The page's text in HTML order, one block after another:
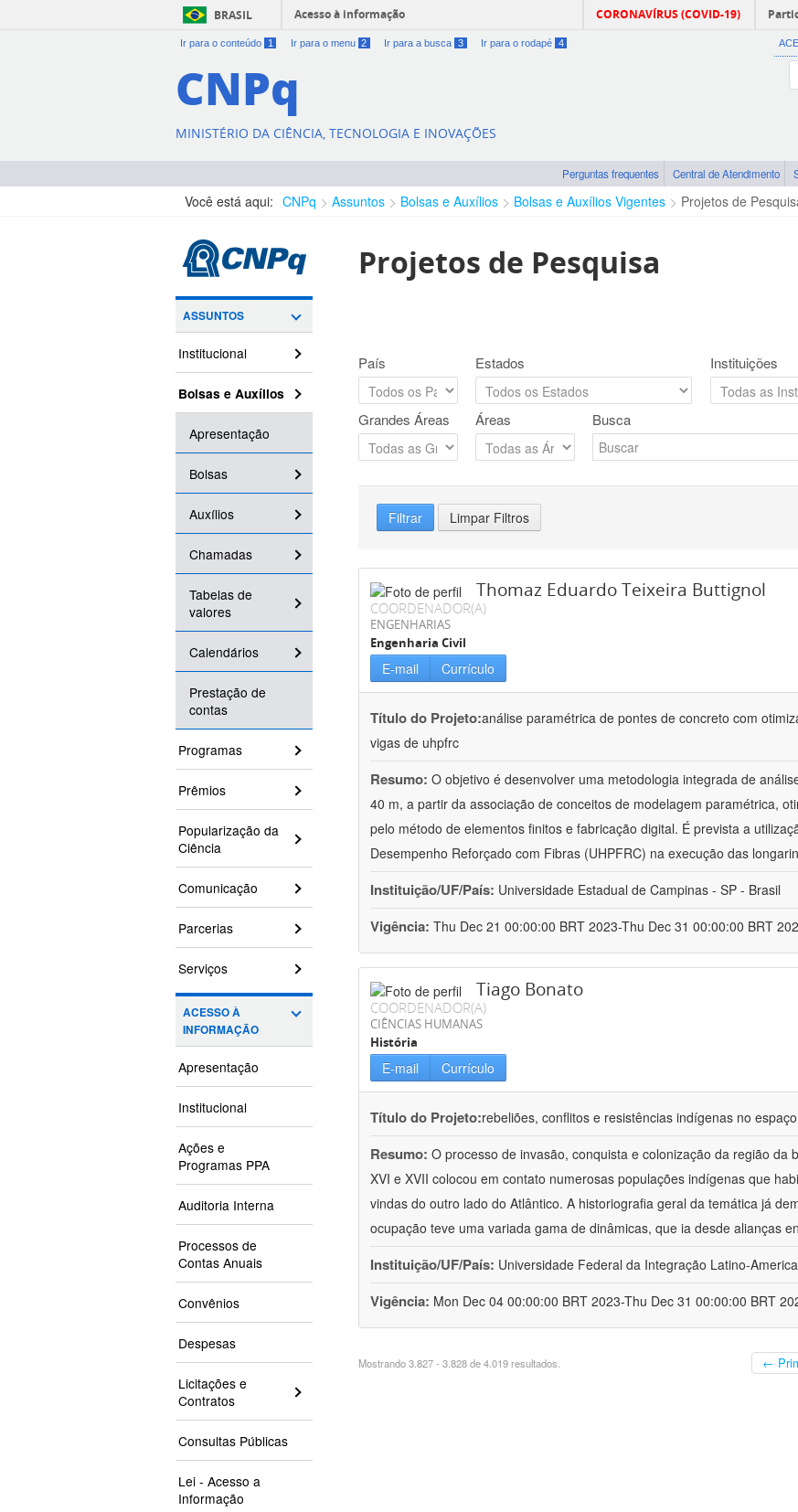
BRASIL Acesso à informação CORONAVÍRUS (COVID-19)
Ir para o conteúdo 1 Ir para o menu 2 Ir para a busca 3 Ir para o rodapé 4
CNPq
MINISTÉRIO DA CIÊNCIA, TECNOLOGIA E INOVAÇÕES
Perguntas frequentes Central de Atendimento
Você está aqui: CNPq Assuntos Bolsas e Auxílios Bolsas e Auxílios Vigentes Projetos de
ASSUNTOS
Institucional
Bolsas e Auxílios
Apresentação
Bolsas
Auxílios
Chamadas
Tabelas de
valores
Calendários
Prestação de
contas
Programas
Prêmios
Popularização da
Ciência
Comunicação
Parcerias
Serviços
ACESSO À
INFORMAÇÃO
Apresentação
Institucional
Ações e
Programas PPA
Auditoria Interna
Processos de
Contas Anuais
Convênios
Despesas
Licitações e
Contratos
Consultas Públicas
Lei - Acesso a
Informação
Projetos de Pesquisa
País Estados Instituições
Grandes Áreas Áreas Busca
Filtrar Limpar Filtros
Thomaz Eduardo Teixeira Buttignol
COORDENADOR(A)
ENGENHARIAS
Engenharia Civil
E-mail Currículo
Título do Projeto:análise paramétrica de pontes de concreto com
vigas de uhpfrc
Resumo: O objetivo é desenvolver uma metodologia integrada de
40 m, a partir da associação de conceitos de modelagem paramétrica,
pelo método de elementos finitos e fabricação digital. É prevista a
Desempenho Reforçado com Fibras (UHPFRC) na execução das
Instituição/UF/País: Universidade Estadual de Campinas - SP - Brasil
Vigência: Thu Dec 21 00:00:00 BRT 2023-Thu Dec 31 00:00:00 BRT
Tiago Bonato
COORDENADOR(A)
CIÊNCIAS HUMANAS
História
E-mail Currículo
Título do Projeto:rebeliões, conflitos e resistências indígenas no
Resumo: O processo de invasão, conquista e colonização da região da
XVI e XVII colocou em contato numerosas populações indígenas que
vindas do outro lado do Atlântico. A historiografia geral da temática já
ocupação teve uma variada gama de dinâmicas, que ia desde alianças en
Instituição/UF/País: Universidade Federal da Integração Latino-
Vigência: Mon Dec 04 00:00:00 BRT 2023-Thu Dec 31 00:00:00 BRT
Mostrando 3.827 - 3.828 de 4.019 resultados. ←